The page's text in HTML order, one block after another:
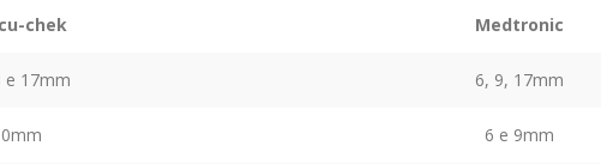
chek Medtronic
e 17mm 6, 9, 17mm
6 e 9mm